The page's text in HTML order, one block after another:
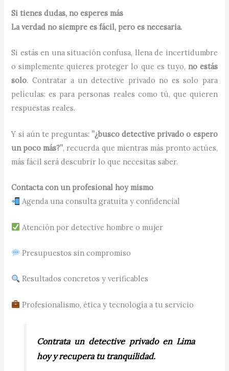
Si tienes dudas, no esperes más
La verdad no siempre es fácil, pero es necesaria.
Si estás en una situación confusa, llena de incertidumbre
o simplemente quieres proteger lo que es tuyo, no estás
solo. Contratar a un detective privado no es solo para
películas: es para personas reales como tú, que quieren
respuestas reales.
Y si aún te preguntas:”¿busco detective privado o espero
un poco más?”, recuerda que mientras más pronto actúes,
más fácil será descubrir lo que necesitas saber.
Contacta con un profesional hoy mismo
Agenda una consulta gratuita y confidencial
Atención por detective hombre o mujer
Presupuestos sin compromiso
Resultados concretos y verificables
Profesionalismo, ética y tecnología a tu servicio
Contrata un detective privado en Lima
hoy y recupera tu tranquilidad.